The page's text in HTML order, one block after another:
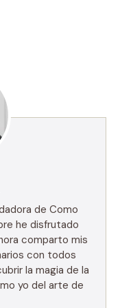
de Como
he disfrutado
comparto mis
con todos
la magia de la
yo del arte de